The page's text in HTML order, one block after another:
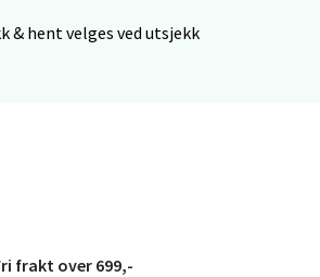
& hent velges ved utsjekk
frakt over 699,-
- Markens